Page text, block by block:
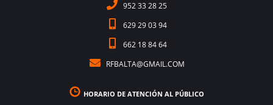
952 33 28 25
629 29 03 94
662 18 84 64
RFBALTA@GMAIL.COM
HORARIO DE ATENCIÓN AL PÚBLICO